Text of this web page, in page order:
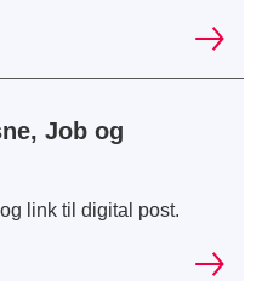
Job og
link til digital post.